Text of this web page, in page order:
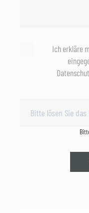
Ich erkläre